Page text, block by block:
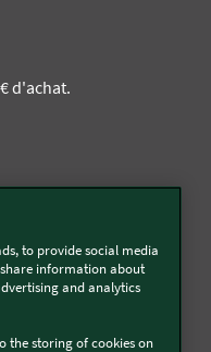
d'achat.
to provide social media
information about
and analytics
the storing of cookies on